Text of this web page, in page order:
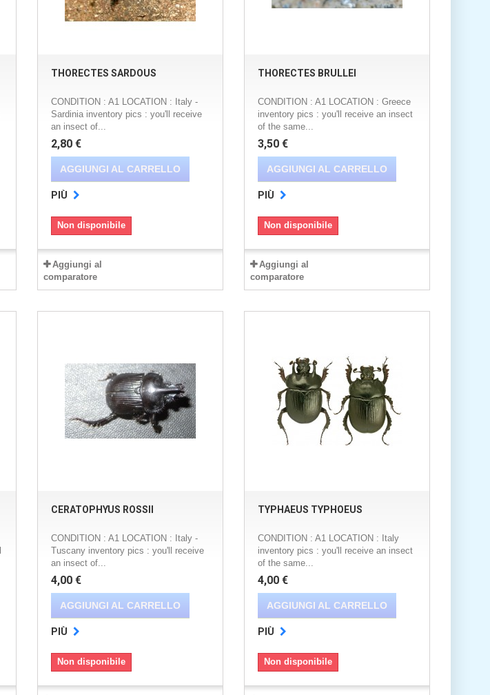
THORECTES SARDOUS
CONDITION : A1 LOCATION : Italy -
Sardinia inventory pics : you'll receive
an insect of...
2,80 €
AGGIUNGI AL CARRELLO
PIÙ
Non disponibile
Aggiungi al
comparatore
THORECTES BRULLEI
CONDITION : A1 LOCATION : Greece
inventory pics : you'll receive an insect
of the same...
3,50 €
AGGIUNGI AL CARRELLO
PIÙ
Non disponibile
Aggiungi al
comparatore
CERATOPHYUS ROSSII
CONDITION : A1 LOCATION : Italy -
Tuscany inventory pics : you'll receive
an insect of...
4,00 €
AGGIUNGI AL CARRELLO
PIÙ
Non disponibile
TYPHAEUS TYPHOEUS
CONDITION : A1 LOCATION : Italy
inventory pics : you'll receive an insect
of the same...
4,00 €
AGGIUNGI AL CARRELLO
PIÙ
Non disponibile